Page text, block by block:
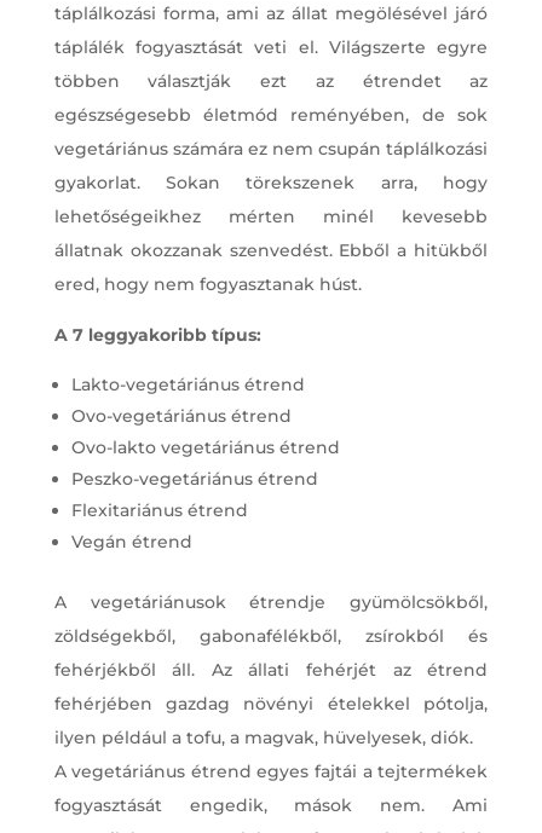
táplálkozási forma, ami az állat megölésével járó
táplálék fogyasztását veti el. Világszerte egyre
többen választják ezt az étrendet az
egészségesebb életmód reményében, de sok
vegetáriánus számára ez nem csupán táplálkozási
gyakorlat. Sokan törekszenek arra, hogy
lehetőségeikhez mérten minél kevesebb
állatnak okozzanak szenvedést. Ebből a hitükből
ered, hogy nem fogyasztanak húst.
A 7 leggyakoribb típus:
Lakto-vegetáriánus étrend
Ovo-vegetáriánus étrend
Ovo-lakto vegetáriánus étrend
Peszko-vegetáriánus étrend
Flexitariánus étrend
Vegán étrend
A vegetáriánusok étrendje gyümölcsökből,
zöldségekből, gabonafélékből, zsírokból és
fehérjékből áll. Az állati fehérjét az étrend
fehérjében gazdag növényi ételekkel pótolja,
ilyen például a tofu, a magvak, hüvelyesek, diók.
A vegetáriánus étrend egyes fajtái a tejtermékek
fogyasztását engedik, mások nem. Ami